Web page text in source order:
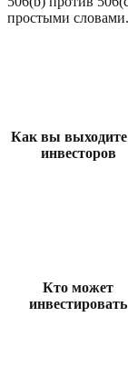
простыми словами.
Как вы выходите
инвесторов
Кто может
инвестировать